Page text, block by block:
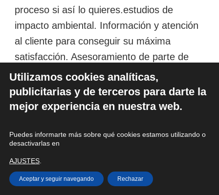
proceso si así lo quieres.estudios de
impacto ambiental. Información y atención
al cliente para conseguir su máxima
satisfacción. Asesoramiento de parte de
nuestro servicio técnico en todas las
instalaciones, ya sean perforaciones,
cimentaciones…
Geotermia
Perforaciones para energía geotérmica, la
«energía de la tierra» para instalaciones de
Utilizamos cookies analíticas,
publicitarias y de terceros para darte la
mejor experiencia en nuestra web.
Puedes informarte más sobre qué cookies estamos utilizando o
desactivarlas en
AJUSTES
Aceptar y seguir navegando Rechazar